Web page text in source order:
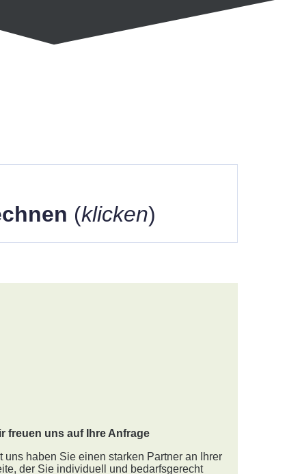
(klicken)
freuen uns auf Ihre Anfrage
uns haben Sie einen starken Partner an Ihrer
der Sie individuell und bedarfsgerecht